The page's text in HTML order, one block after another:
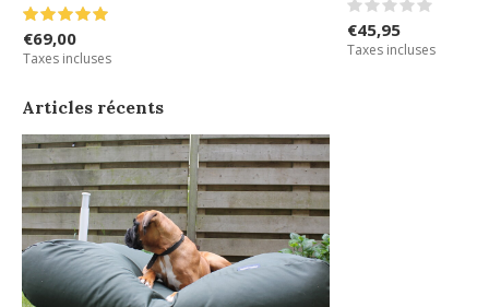
€69,00
Taxes incluses
€45,95
Taxes incluses
Articles récents